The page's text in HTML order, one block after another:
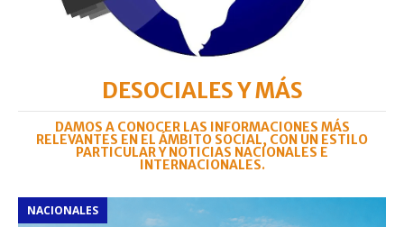
DESOCIALES Y MÁS
DAMOS A CONOCER LAS INFORMACIONES MÁS
RELEVANTES EN EL ÁMBITO SOCIAL, CON UN ESTILO
PARTICULAR Y NOTICIAS NACIONALES E
INTERNACIONALES.
NACIONALES